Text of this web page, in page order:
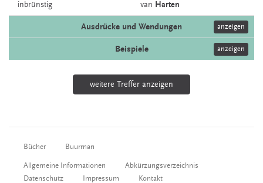
inbrünstig van Harten
Ausdrücke und Wendungen anzeigen
Beispiele anzeigen
weitere Treffer anzeigen
Bücher Buurman
Allgemeine Informationen
Abkürzungsverzeichnis
Datenschutz
Impressum Kontakt